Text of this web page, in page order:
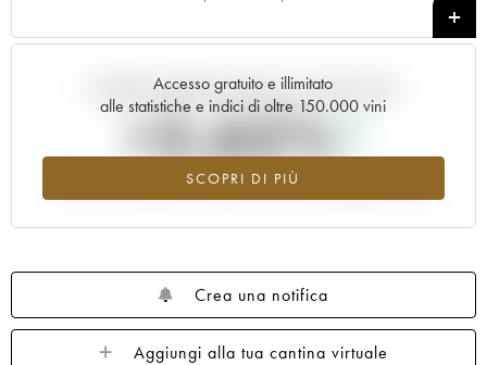
+
Accesso gratuito e illimitato
alle statistiche e indici di oltre 150.000 vini
SCOPRI DI PIÙ
Andamento della quotazione in tempo reale
+2.65%
Valore in aumento per l'annata 2017 nel 2026 rispetto al 2025
Crea una notifica
Aggiungi alla tua cantina virtuale